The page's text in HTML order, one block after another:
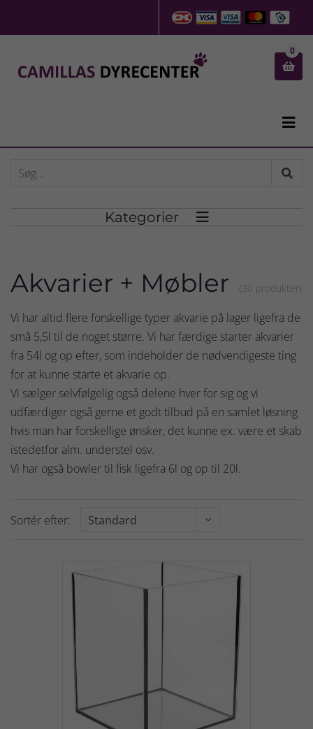

0

Kategorier 
Akvarier + Møbler (30 produkter)
Vi har altid flere forskellige typer akvarie på lager ligefra de
små 5,5l til de noget større. Vi har færdige starter akvarier
fra 54l og op efter, som indeholder de nødvendigeste ting
for at kunne starte et akvarie op.
Vi sælger selvfølgelig også delene hver for sig og vi
udfærdiger også gerne et godt tilbud på en samlet løsning
hvis man har forskellige ønsker, det kunne ex. være et skab
istedetfor alm. understel osv.
Vi har også bowler til fisk ligefra 6l og op til 20l.
Sortér efter: